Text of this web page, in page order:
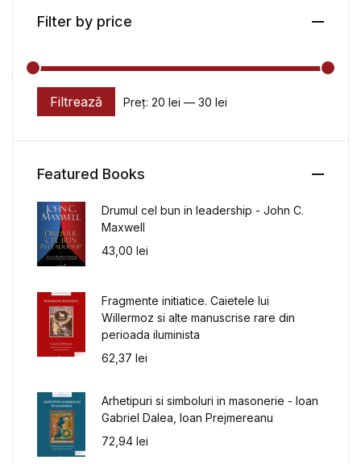
Filter by price
Preț minim
Preț maxim
Filtrează Preț: 20 lei — 30 lei
Featured Books
Drumul cel bun in leadership - John C.
Maxwell
43,00 lei
Fragmente initiatice. Caietele lui
Willermoz si alte manuscrise rare din
perioada iluminista
62,37 lei
Arhetipuri si simboluri in masonerie - Ioan
Gabriel Dalea, Ioan Prejmereanu
72,94 lei